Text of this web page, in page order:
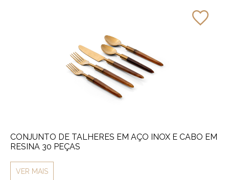
CONJUNTO DE TALHERES EM AÇO INOX E CABO EM
RESINA 30 PEÇAS
VER MAIS